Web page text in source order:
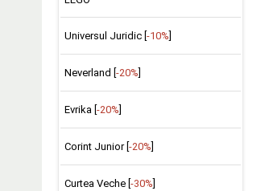
Universul Juridic [ -10%
Neverland [ -20%
Evrika [ -20%
Corint Junior [ -20%
Curtea Veche [ -30%